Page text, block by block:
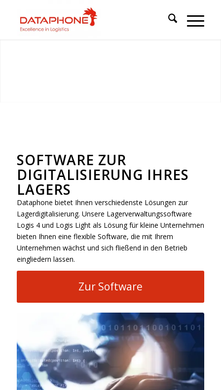
SOFTWARE ZUR
DIGITALISIERUNG IHRES
LAGERS
Dataphone bietet Ihnen verschiedenste Lösungen zur
Lagerdigitalisierung. Unsere Lagerverwaltungssoftware
Logis 4 und Logis Light als Lösung für kleine Unternehmen
bieten Ihnen eine flexible Software, die mit Ihrem
Unternehmen wächst und sich fließend in den Betrieb
eingliedern lassen.
Zur Software